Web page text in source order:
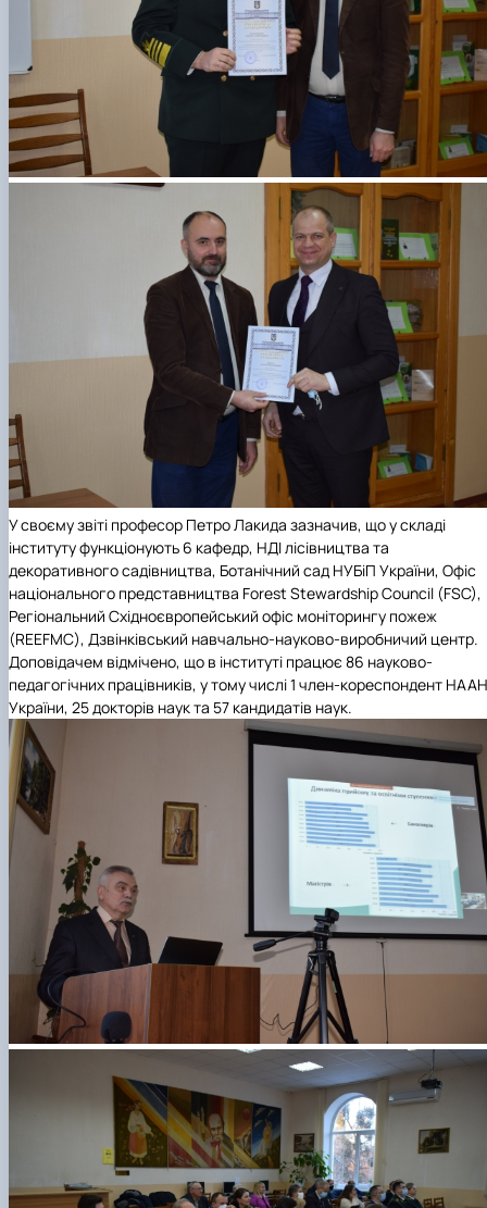
ТУШАКОВСЬКИЙ Борис Олександрович
(02.05.1981 - 02.02.2025 р.), випускник 2003 р…
ШЕВЧЕНКО Володимир В’ячеславович
(30.06.1965 - 03.2022 р.), випускник 1992 року.
ШИНКАРЬОВ Олексій Сергійович
- 25.08.2023 р.), випускник 2016 року.
ЯРЕМА Микола Юрійович (13.12.1973 -
18.12.2022 р.), випускник 1996 року.
У своєму звіті професор Петро Лакида зазначив, що у складі
інституту функціонують 6 кафедр, НДІ лісівництва та
декоративного садівництва, Ботанічний сад НУБіП України, Офіс
національного представництва Forest Stewardship Council (FSC),
Регіональний Східноєвропейський офіс моніторингу пожеж
(REEFMC), Дзвінківський навчально-науково-виробничий центр.
Доповідачем відмічено, що в інституті працює 86 науково-
педагогічних працівників, у тому числі 1 член-кореспондент НААН
України, 25 докторів наук та 57 кандидатів наук.